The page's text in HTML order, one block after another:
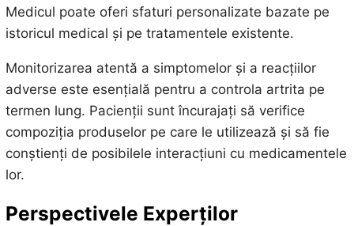
Medicul poate oferi sfaturi personalizate bazate pe
istoricul medical și pe tratamentele existente.
Monitorizarea atentă a simptomelor și a reacțiilor
adverse este esențială pentru a controla artrita pe
termen lung. Pacienții sunt încurajați să verifice
compoziția produselor pe care le utilizează și să fie
conștienți de posibilele interacțiuni cu medicamentele
lor.
Perspectivele Experților